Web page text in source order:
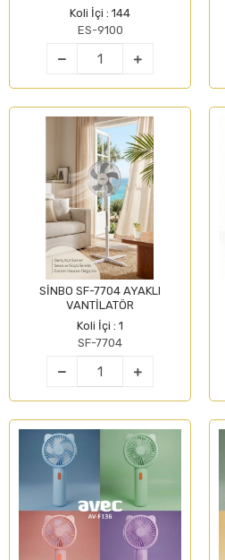
Koli İçi : 144
ES-9100
SİNBO SF-7704 AYAKLI
VANTİLATÖR
Koli İçi : 1
SF-7704